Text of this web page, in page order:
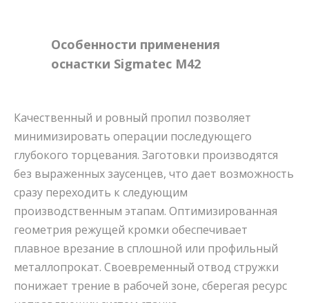
Особенности применения
оснастки Sigmatec M42
Качественный и ровный пропил позволяет
минимизировать операции последующего
глубокого торцевания. Заготовки производятся
без выраженных заусенцев, что дает возможность
сразу переходить к следующим
производственным этапам. Оптимизированная
геометрия режущей кромки обеспечивает
плавное врезание в сплошной или профильный
металлопрокат. Своевременный отвод стружки
понижает трение в рабочей зоне, сберегая ресурс